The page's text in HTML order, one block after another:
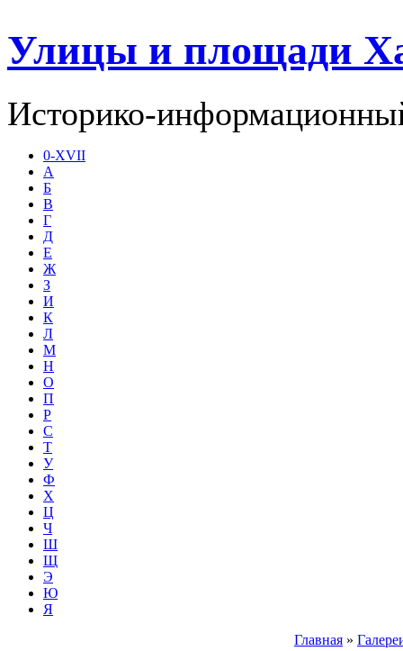
Улицы и площади
Историко-
0-XVII
А
Б
В
Г
Д
Е
Ж
З
И
К
Л
М
Н
О
П
Р
С
Т
У
Ф
Х
Ц
Ч
Ш
Щ
Э
Ю
Я
Главная »